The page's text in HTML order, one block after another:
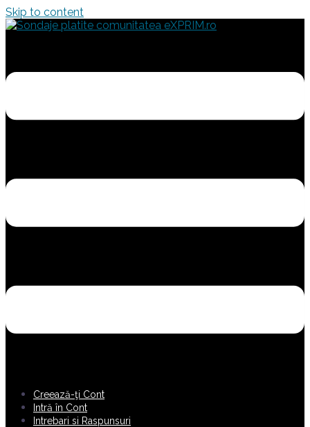
Skip to content
Creează-ţi Cont
Intră în Cont
Intrebari si Raspunsuri